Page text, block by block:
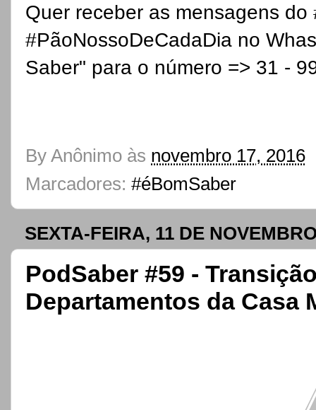
Quer receber as mensagens
#PãoNossoDeCadaDia no
Saber" para o número => 31 -
By Anônimo às novembro 17, 2016
Marcadores: #éBomSaber
SEXTA-FEIRA, 11 DE
PodSaber #59 -
Departamentos da Casa